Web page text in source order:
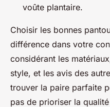
voûte plantaire.
Choisir les bonnes
différence dans votre
considérant les
style, et les avis des
trouver la paire parfaite
pas de prioriser la